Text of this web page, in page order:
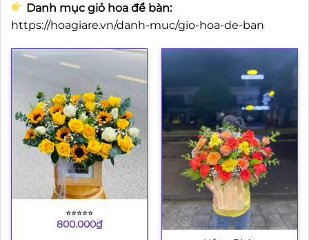
Danh mục giỏ hoa để bàn:
https://hoagiare.vn/danh-muc/gio-hoa-de-ban
⭐︎⭐︎⭐︎⭐︎⭐︎
800.000₫